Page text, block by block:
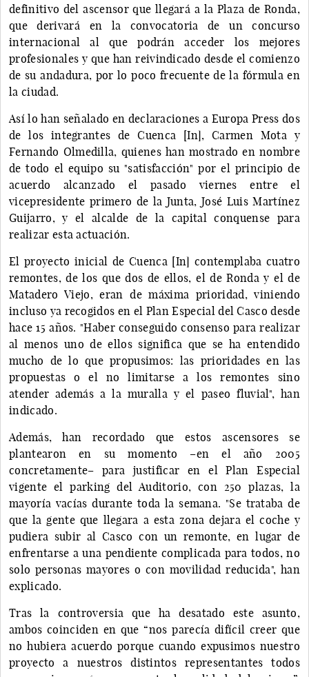
definitivo del ascensor que llegará a la Plaza de Ronda,
que derivará en la convocatoria de un concurso
internacional al que podrán acceder los mejores
profesionales y que han reivindicado desde el comienzo
de su andadura, por lo poco frecuente de la fórmula en
la ciudad.
Así lo han señalado en declaraciones a Europa Press dos
de los integrantes de Cuenca [In], Carmen Mota y
Fernando Olmedilla, quienes han mostrado en nombre
de todo el equipo su "satisfacción" por el principio de
acuerdo alcanzado el pasado viernes entre el
vicepresidente primero de la Junta, José Luis Martínez
Guijarro, y el alcalde de la capital conquense para
realizar esta actuación.
El proyecto inicial de Cuenca [In] contemplaba cuatro
remontes, de los que dos de ellos, el de Ronda y el de
Matadero Viejo, eran de máxima prioridad, viniendo
incluso ya recogidos en el Plan Especial del Casco desde
hace 15 años. "Haber conseguido consenso para realizar
al menos uno de ellos significa que se ha entendido
mucho de lo que propusimos: las prioridades en las
propuestas o el no limitarse a los remontes sino
atender además a la muralla y el paseo fluvial", han
indicado.
Además, han recordado que estos ascensores se
plantearon en su momento –en el año 2005
concretamente– para justificar en el Plan Especial
vigente el parking del Auditorio, con 250 plazas, la
mayoría vacías durante toda la semana. "Se trataba de
que la gente que llegara a esta zona dejara el coche y
pudiera subir al Casco con un remonte, en lugar de
enfrentarse a una pendiente complicada para todos, no
solo personas mayores o con movilidad reducida", han
explicado.
Tras la controversia que ha desatado este asunto,
ambos coinciden en que “nos parecía difícil creer que
no hubiera acuerdo porque cuando expusimos nuestro
proyecto a nuestros distintos representantes todos